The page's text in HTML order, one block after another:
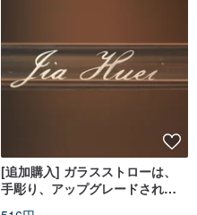
[追加購入] ガラスストローは、
手彫り、アップグレードされた